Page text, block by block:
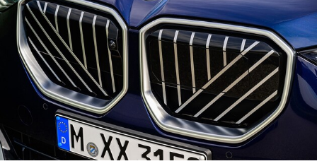
search
Suchbegriff
eingeben
© Krone Multimedia GmbH & Co KG 2026
Muthgasse 2, 1190 Wien